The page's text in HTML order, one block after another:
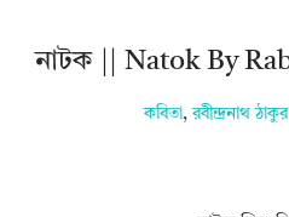
নাটক || Natok By
কবিতা, রবীন্দ্রনাথ ঠাকুর